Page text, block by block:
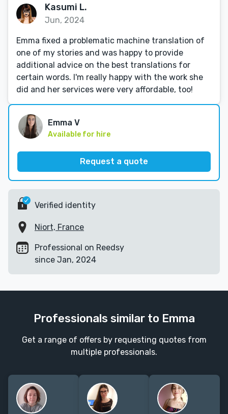
Kasumi L.
Jun, 2024
Emma fixed a problematic machine translation of
one of my stories and was happy to provide
additional advice on the best translations for
certain words. I'm really happy with the work she
did and her services were very affordable, too!
Emma V
Available for hire
Request a quote
Verified identity
Niort, France
Professional on Reedsy
since Jan, 2024
Professionals similar to Emma
Get a range of offers by requesting quotes from
multiple professionals.